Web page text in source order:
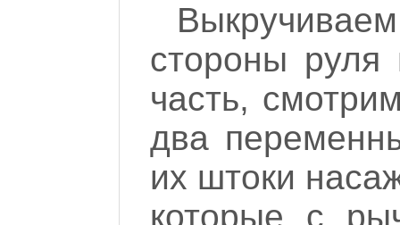
стороны
часть,
два
их штоки
которые с